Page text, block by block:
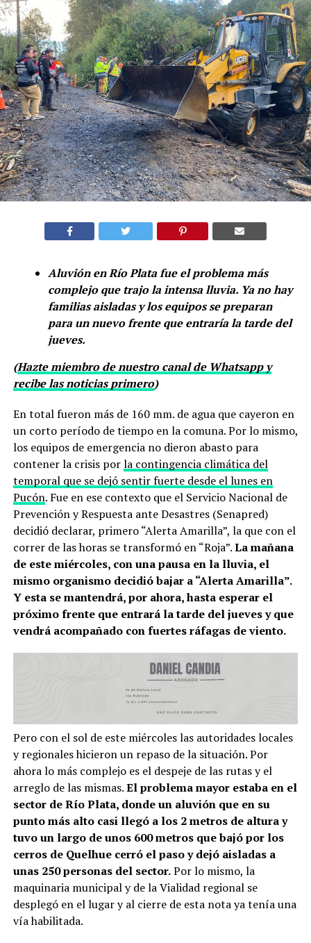
Aluvión en Río Plata fue el problema más
complejo que trajo la intensa lluvia. Ya no hay
familias aisladas y los equipos se preparan
para un nuevo frente que entraría la tarde del
jueves.
(Hazte miembro de nuestro canal de Whatsapp y
recibe las noticias primero)
En total fueron más de 160 mm. de agua que cayeron en
un corto período de tiempo en la comuna. Por lo mismo,
los equipos de emergencia no dieron abasto para
contener la crisis porla contingencia climática del
temporal que se dejó sentir fuerte desde el lunes en
Pucón. Fue en ese contexto que el Servicio Nacional de
Prevención y Respuesta ante Desastres (Senapred)
decidió declarar, primero “Alerta Amarilla”, la que con el
correr de las horas se transformó en “Roja”.La mañana
de este miércoles, con una pausa en la lluvia, el
mismo organismo decidió bajar a “Alerta Amarilla”.
Y esta se mantendrá, por ahora, hasta esperar el
próximo frente que entrará la tarde del jueves y que
vendrá acompañado con fuertes ráfagas de viento.
Pero con el sol de este miércoles las autoridades locales
y regionales hicieron un repaso de la situación. Por
ahora lo más complejo es el despeje de las rutas y el
arreglo de las mismas.El problema mayor estaba en el
sector de Río Plata, donde un aluvión que en su
punto más alto casi llegó a los 2 metros de altura y
tuvo un largo de unos 600 metros que bajó por los
cerros de Quelhue cerró el paso y dejó aisladas a
unas 250 personas del sector.Por lo mismo, la
maquinaria municipal y de la Vialidad regional se
desplegó en el lugar y al cierre de esta nota ya tenía una
vía habilitada.